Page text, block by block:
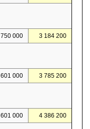
750 000 3 184 200
601 000 3 785 200
601 000 4 386 200